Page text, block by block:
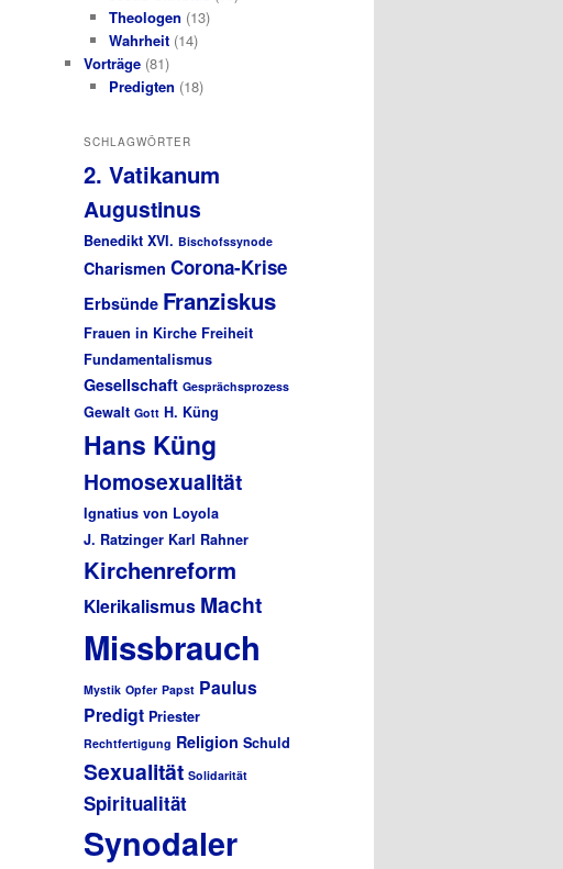
Theologen (13)
Wahrheit(14)
Vorträge (81)
Predigten (18)
SCHLAGWÖRTER
2. Vatikanum
Augustinus
Benedikt XVI. Bischofssynode
Charismen Corona-Krise
Erbsünde Franziskus
Frauen in Kirche Freiheit
Fundamentalismus
Gesellschaft Gesprächsprozess
Gewalt Gott H. Küng
Hans Küng
Homosexualität
Ignatius von Loyola
J. Ratzinger Karl Rahner
Kirchenreform
Klerikalismus Macht
Missbrauch
Mystik Opfer Papst Paulus
Predigt Priester
Rechtfertigung Religion Schuld
Sexualität Solidarität
Spiritualität
Synodaler